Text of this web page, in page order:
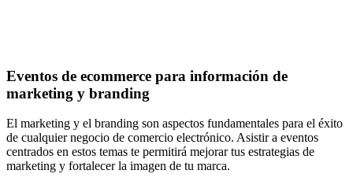
Eventos de ecommerce para información de
marketing y branding
El marketing y el branding son aspectos fundamentales para el éxito
de cualquier negocio de comercio electrónico. Asistir a eventos
centrados en estos temas te permitirá mejorar tus estrategias de
marketing y fortalecer la imagen de tu marca.